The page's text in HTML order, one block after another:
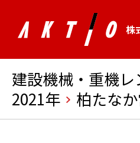
株
建設機械・重機
2021年
柏たな